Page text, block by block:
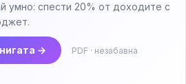
умно: спести 20% от доходите с
→ PDF · незабавна